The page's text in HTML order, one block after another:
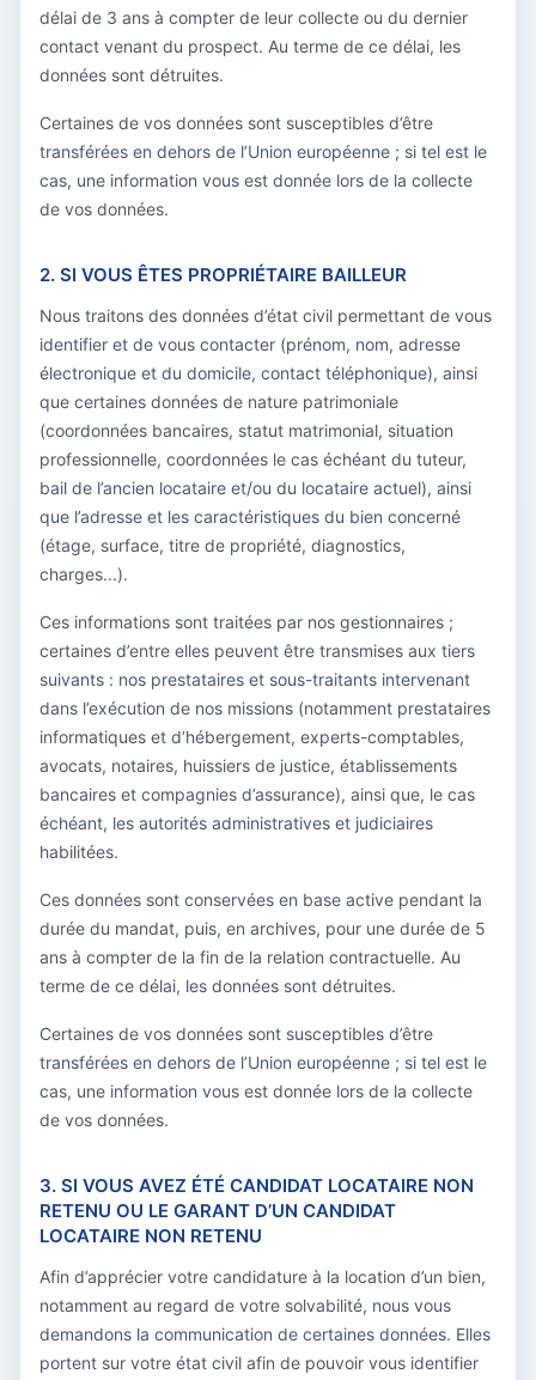
délai de 3 ans à compter de leur collecte ou du dernier
contact venant du prospect. Au terme de ce délai, les
données sont détruites.
Certaines de vos données sont susceptibles d’être
transférées en dehors de l’Union européenne ; si tel est le
cas, une information vous est donnée lors de la collecte
de vos données.
2. SI VOUS ÊTES PROPRIÉTAIRE BAILLEUR
Nous traitons des données d’état civil permettant de vous
identifier et de vous contacter (prénom, nom, adresse
électronique et du domicile, contact téléphonique), ainsi
que certaines données de nature patrimoniale
(coordonnées bancaires, statut matrimonial, situation
professionnelle, coordonnées le cas échéant du tuteur,
bail de l’ancien locataire et/ou du locataire actuel), ainsi
que l’adresse et les caractéristiques du bien concerné
(étage, surface, titre de propriété, diagnostics,
charges...).
Ces informations sont traitées par nos gestionnaires ;
certaines d’entre elles peuvent être transmises aux tiers
suivants : nos prestataires et sous-traitants intervenant
dans l’exécution de nos missions (notamment prestataires
informatiques et d’hébergement, experts-comptables,
avocats, notaires, huissiers de justice, établissements
bancaires et compagnies d’assurance), ainsi que, le cas
échéant, les autorités administratives et judiciaires
habilitées.
Ces données sont conservées en base active pendant la
durée du mandat, puis, en archives, pour une durée de 5
ans à compter de la fin de la relation contractuelle. Au
terme de ce délai, les données sont détruites.
Certaines de vos données sont susceptibles d’être
transférées en dehors de l’Union européenne ; si tel est le
cas, une information vous est donnée lors de la collecte
de vos données.
3. SI VOUS AVEZ ÉTÉ CANDIDAT LOCATAIRE NON
RETENU OU LE GARANT D’UN CANDIDAT
LOCATAIRE NON RETENU
Afin d’apprécier votre candidature à la location d’un bien,
notamment au regard de votre solvabilité, nous vous
demandons la communication de certaines données. Elles
portent sur votre état civil afin de pouvoir vous identifier